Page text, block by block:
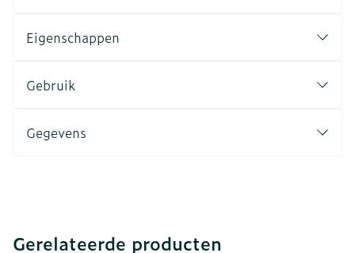
Eigenschappen
Gebruik
Gegevens
Gerelateerde producten